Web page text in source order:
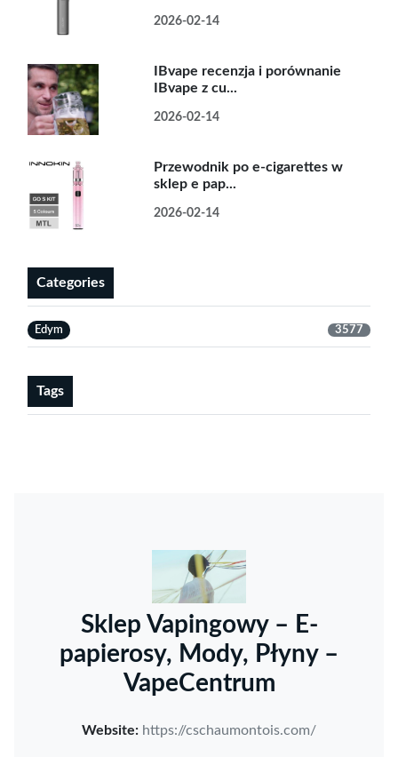
2026-02-14
IBvape recenzja i porównanie
IBvape z cu...
2026-02-14
Przewodnik po e-cigarettes w
sklep e pap...
2026-02-14
Categories
Edym 3577
Tags
Sklep Vapingowy – E-
papierosy, Mody, Płyny –
VapeCentrum
Website: https://cschaumontois.com/